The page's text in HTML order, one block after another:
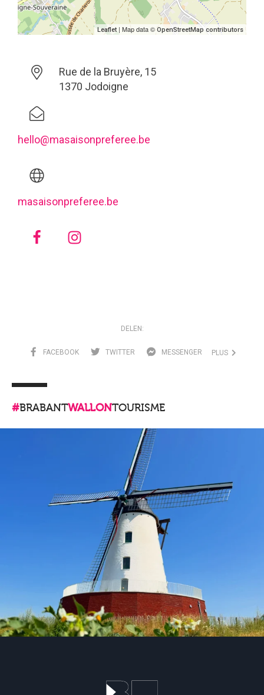
Leaflet | Map data © OpenStreetMap contributors
Rue de la Bruyère, 15
1370 Jodoigne
hello@masaisonpreferee.be
masaisonpreferee.be
DELEN:
FACEBOOK TWITTER MESSENGER PLUS
#BRABANTWALLONTOURISME